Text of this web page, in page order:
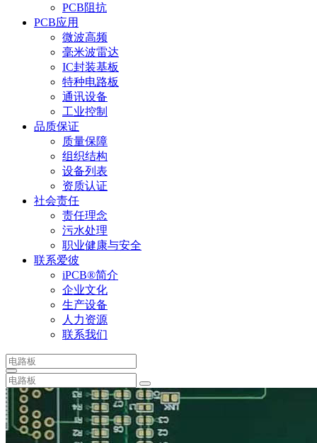
PCB阻抗
PCB应用
微波高频
毫米波雷达
IC封装基板
特种电路板
通讯设备
工业控制
品质保证
质量保障
组织结构
设备列表
资质认证
社会责任
责任理念
污水处理
职业健康与安全
联系爱彼
iPCB®简介
企业文化
生产设备
人力资源
联系我们